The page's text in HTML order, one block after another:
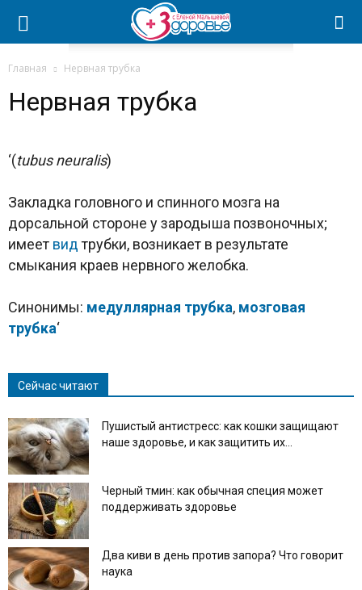
Главная Нервная трубка
Нервная трубка
‘(tubus neuralis)
Закладка головного и спинного мозга на
дорсальной стороне у зародыша позвоночных;
имеет видтрубки, возникает в результате
смыкания краев нервного желобка.
Синонимы: медуллярная трубка, мозговая
трубка‘
Сейчас читают
Пушистый антистресс: как кошки защищают
наше здоровье, и как защитить их...
Черный тмин: как обычная специя может
поддерживать здоровье
Два киви в день против запора? Что говорит
наука